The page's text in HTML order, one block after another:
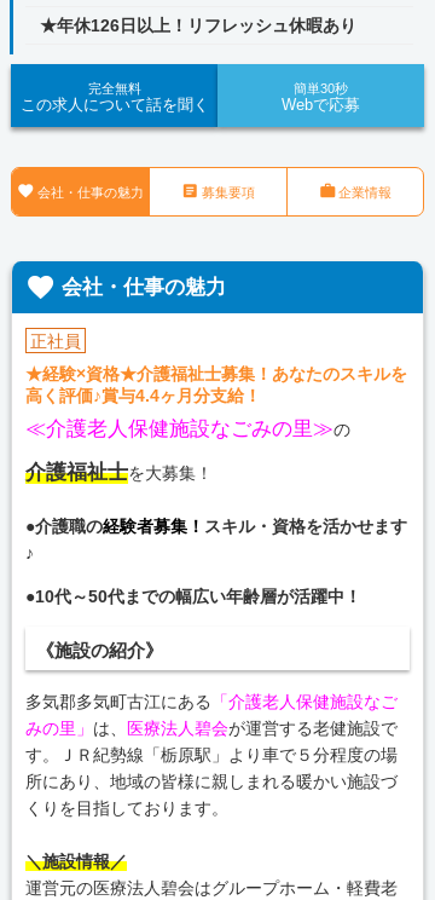
★年休126日以上！リフレッシュ休暇あり
完全無料
この求人について話を聞く
簡単30秒
Webで応募
 会社・仕事の魅力  募集要項 企業情報
 会社・仕事の魅力
正社員
★経験×資格★介護福祉士募集！あなたのスキルを
高く評価♪賞与4.4ヶ月分支給！
≪介護老人保健施設なごみの里≫の
介護福祉士を大募集！
●介護職の経験者募集！ スキル・資格を活かせます
♪
●10代～50代までの幅広い年齢層が活躍中！
《施設の紹介》
多気郡多気町古江にある
「介護老人保健施設なご
みの里」 は、 医療法人碧会が運営する老健施設で
す。ＪＲ紀勢線「栃原駅」より車で５分程度の場
所にあり、地域の皆様に親しまれる暖かい施設づ
くりを目指しております。
＼施設情報／
運営元の医療法人碧会はグループホーム・軽費老